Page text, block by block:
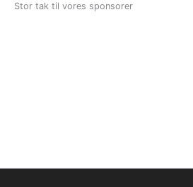
Stor tak til vores sponsorer